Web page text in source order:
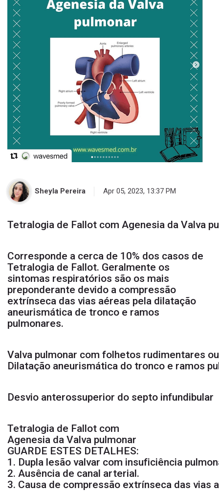
Sheyla Pereira Apr 05, 2023, 13:37 PM
Tetralogia de Fallot com Agenesia da Valva
Corresponde a cerca de 10% dos casos de
Tetralogia de Fallot. Geralmente os
sintomas respiratórios são os mais
preponderante devido a compressão
extrínseca das vias aéreas pela dilatação
aneurismática de tronco e ramos
pulmonares.
Valva pulmonar com folhetos rudimentares
Dilatação aneurismática do tronco e ramos
Desvio anterossuperior do septo infundibular
Tetralogia de Fallot com
Agenesia da Valva pulmonar
GUARDE ESTES DETALHES:
1. Dupla lesão valvar com insuficiência
2. Ausência de canal arterial.
3. Causa de compressão extrínseca das vias